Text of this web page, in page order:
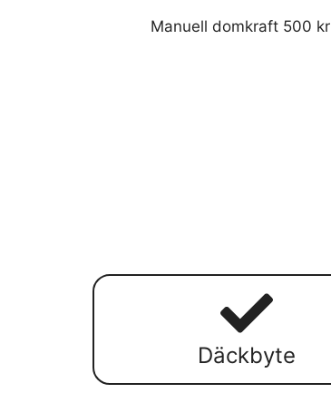
Manuell domkraft 500 kr
Däckbyte